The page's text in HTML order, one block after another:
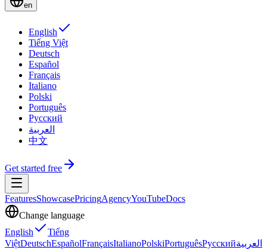
en
English
Tiếng Việt
Deutsch
Español
Français
Italiano
Polski
Português
Русский
العربية
中文
Get started free
FeaturesShowcasePricingAgencyYouTubeDocs
Change language
English
Tiếng
ViệtDeutschEspañolFrançaisItalianoPolskiPortuguêsРусскийالعربية